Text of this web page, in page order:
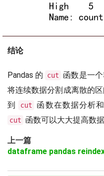
结论
Pandas 的 cut
函数是一
将连续数据分割成离散的
到
cut 函数在数据分析
cut 函数可以大大提高数
上一篇
dataframe pandas